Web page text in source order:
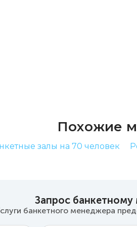
Похожие
залы на 70 человек
Запрос
банкетного менеджера